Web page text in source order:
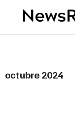
octubre 2024